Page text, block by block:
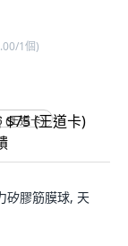
1個)
(王道卡)
矽膠筋膜球, 天